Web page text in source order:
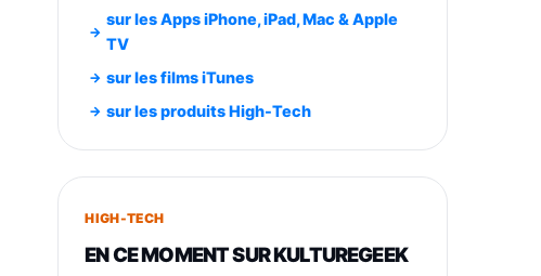
Smartphone SAMSUNG Galaxy
Smartphone SAMSUNG Galaxy
S26+ Violet 256Go
749,99€1240,43€Fnac (Vendeur Tiers)
648,63€
sur les Apps iPhone, iPad, Mac & Apple
TV
sur les films iTunes
sur les produits High-Tech
HIGH-TECH
EN CE MOMENT SUR KULTUREGEEK